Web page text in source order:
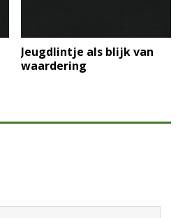
Jeugdlintje als blijk van
waardering